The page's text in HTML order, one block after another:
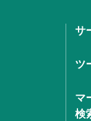
サ
ツ
マ
検